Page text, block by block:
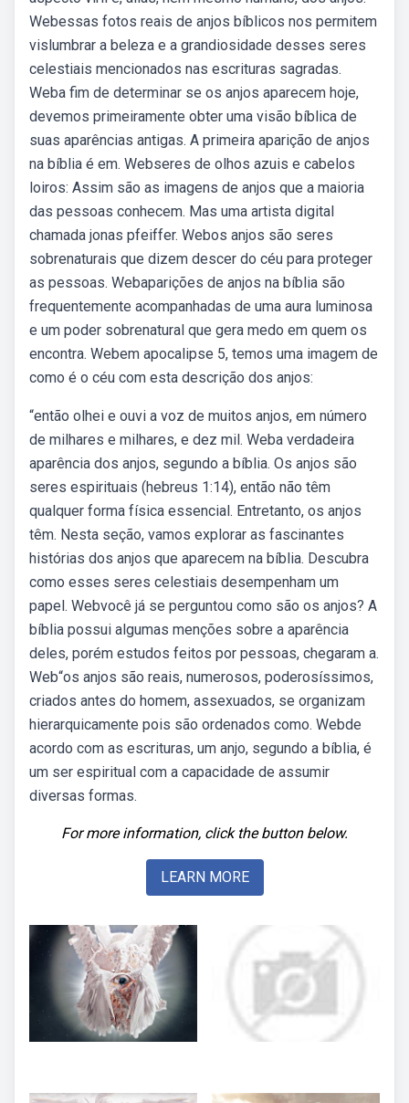
Webessas fotos reais de anjos bíblicos nos permitem
vislumbrar a beleza e a grandiosidade desses seres
celestiais mencionados nas escrituras sagradas.
Weba fim de determinar se os anjos aparecem hoje,
devemos primeiramente obter uma visão bíblica de
suas aparências antigas. A primeira aparição de anjos
na bíblia é em. Webseres de olhos azuis e cabelos
loiros: Assim são as imagens de anjos que a maioria
das pessoas conhecem. Mas uma artista digital
chamada jonas pfeiffer. Webos anjos são seres
sobrenaturais que dizem descer do céu para proteger
as pessoas. Webaparições de anjos na bíblia são
frequentemente acompanhadas de uma aura luminosa
e um poder sobrenatural que gera medo em quem os
encontra. Webem apocalipse 5, temos uma imagem de
como é o céu com esta descrição dos anjos:
“então olhei e ouvi a voz de muitos anjos, em número
de milhares e milhares, e dez mil. Weba verdadeira
aparência dos anjos, segundo a bíblia. Os anjos são
seres espirituais (hebreus 1:14), então não têm
qualquer forma física essencial. Entretanto, os anjos
têm. Nesta seção, vamos explorar as fascinantes
histórias dos anjos que aparecem na bíblia. Descubra
como esses seres celestiais desempenham um
papel. Webvocê já se perguntou como são os anjos? A
bíblia possui algumas menções sobre a aparência
deles, porém estudos feitos por pessoas, chegaram a.
Web“os anjos são reais, numerosos, poderosíssimos,
criados antes do homem, assexuados, se organizam
hierarquicamente pois são ordenados como. Webde
acordo com as escrituras, um anjo, segundo a bíblia, é
um ser espiritual com a capacidade de assumir
diversas formas.
For more information, click the button below.
LEARN MORE